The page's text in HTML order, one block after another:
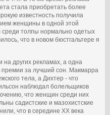
стала приобретать более
известность получила
женщины в одной этой
толпы нормально одетых
что в новом бюстгальтере я
других рекламах, а одна
за лучший сон. Макмарра
тела, а Дихтер - что
наблюдал болельщиков
что женщин среди них
садистские и мазохистские
что в середине XX века